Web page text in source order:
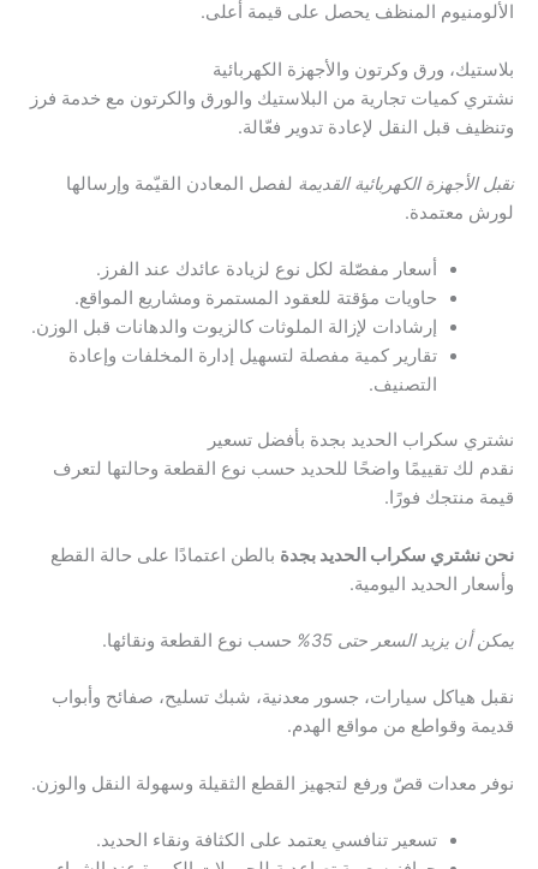
الألومنيوم المنظف يحصل على قيمة أعلى.
بلاستيك، ورق وكرتون والأجهزة الكهربائية
نشتري كميات تجارية من البلاستيك والورق والكرتون مع خدمة فرز
وتنظيف قبل النقل لإعادة تدوير فعّالة.
نقبل الأجهزة الكهربائية القديمة لفصل المعادن القيّمة وإرسالها
لورش معتمدة.
أسعار مفصّلة لكل نوع لزيادة عائدك عند الفرز.
حاويات مؤقتة للعقود المستمرة ومشاريع المواقع.
إرشادات لإزالة الملوثات كالزيوت والدهانات قبل الوزن.
تقارير كمية مفصلة لتسهيل إدارة المخلفات وإعادة
التصنيف.
نشتري سكراب الحديد بجدة بأفضل تسعير
نقدم لك تقييمًا واضحًا للحديد حسب نوع القطعة وحالتها لتعرف
قيمة منتجك فورًا.
نحن نشتري سكراب الحديد بجدة بالطن اعتمادًا على حالة القطع
وأسعار الحديد اليومية.
يمكن أن يزيد السعر حتى 35% حسب نوع القطعة ونقائها.
نقبل هياكل سيارات، جسور معدنية، شبك تسليح، صفائح وأبواب
قديمة وقواطع من مواقع الهدم.
نوفر معدات قصّ ورفع لتجهيز القطع الثقيلة وسهولة النقل والوزن.
تسعير تنافسي يعتمد على الكثافة ونقاء الحديد.